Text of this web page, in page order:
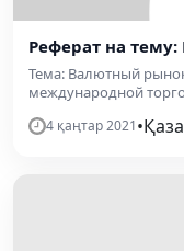
Реферат на
Тема: Валютный
международной
4 қаңтар 2021•